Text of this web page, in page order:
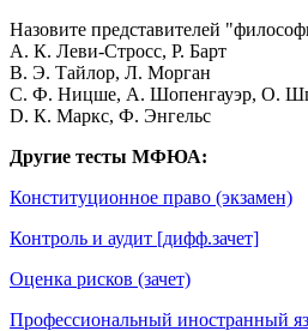
Назовите представителей
A. К. Леви-Стросс, Р. Барт
B. Э. Тайлор, Л. Морган
C. Ф. Ницше, А. Шопенгауэр, О.
D. К. Маркс, Ф. Энгельс
Другие тесты МФЮА:
Конституционное право (экзамен)
Контроль и аудит [дифф.зачет]
Оценка рисков (зачет)
Профессиональный иностранный